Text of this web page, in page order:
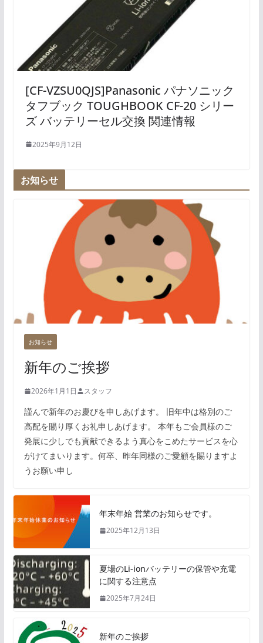
[CF-VZSU0QJS]Panasonic パナソニック
タフブック TOUGHBOOK CF-20 シリー
ズ バッテリーセル交換 関連情報
2025年9月12日
お知らせ
お知らせ
新年のご挨拶
2026年1月1日 スタッフ
謹んで新年のお慶びを申しあげます。 旧年中は格別のご
高配を賜り厚くお礼申しあげます。 本年もご会員様のご
発展に少しでも貢献できるよう真心をこめたサービスを心
がけてまいります。何卒、昨年同様のご愛顧を賜りますよ
うお願い申し
年末年始 営業のお知らせです。
2025年12月13日
夏場のLi-ionバッテリーの保管や充電
に関する注意点
2025年7月24日
新年のご挨拶